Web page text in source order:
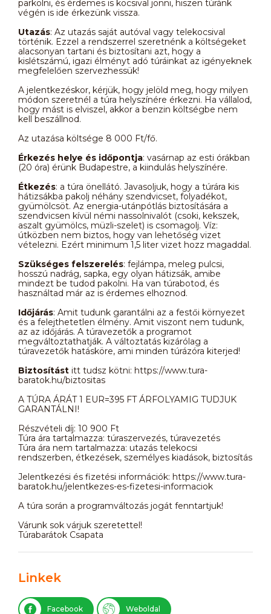
parkolni, és érdemes is kocsival jönni, hiszen túránk
végén is ide érkezünk vissza.
Utazás: Az utazás saját autóval vagy telekocsival
történik. Ezzel a rendszerrel szeretnénk a költségeket
alacsonyan tartani és biztosítani azt, hogy a
kislétszámú, igazi élményt adó túráinkat az igényeknek
megfelelően szervezhessük!
A jelentkezéskor, kérjük, hogy jelöld meg, hogy milyen
módon szeretnél a túra helyszínére érkezni. Ha vállalod,
hogy mást is elviszel, akkor a benzin költségbe nem
kell beszállnod.
Az utazása költsége 8 000 Ft/fő.
Érkezés helye és időpontja: vasárnap az esti órákban
(20 óra) érünk Budapestre, a kiindulás helyszínére.
Étkezés: a túra önellátó. Javasoljuk, hogy a túrára kis
hátizsákba pakolj néhány szendvicset, folyadékot,
gyümölcsöt. Az energia-utánpótlás biztosítására a
szendvicsen kívül némi nassolnivalót (csoki, kekszek,
aszalt gyümölcs, müzli-szelet) is csomagolj. Víz:
útközben nem biztos, hogy van lehetőség vizet
vételezni. Ezért minimum 1,5 liter vizet hozz magaddal.
Szükséges felszerelés: fejlámpa, meleg pulcsi,
hosszú nadrág, sapka, egy olyan hátizsák, amibe
mindezt be tudod pakolni. Ha van túrabotod, és
használtad már az is érdemes elhoznod.
Időjárás: Amit tudunk garantálni az a festői környezet
és a felejthetetlen élmény. Amit viszont nem tudunk,
az az időjárás. A túravezetők a programot
megváltoztathatják. A változtatás kizárólag a
túravezetők hatásköre, ami minden túrázóra kiterjed!
Biztosítást itt tudsz kötni: https://www.tura-
baratok.hu/biztositas
A TÚRA ÁRÁT 1 EUR=395 FT ÁRFOLYAMIG TUDJUK
GARANTÁLNI!
Részvételi díj: 10 900 Ft
Túra ára tartalmazza: túraszervezés, túravezetés
Túra ára nem tartalmazza: utazás telekocsi
rendszerben, étkezések, személyes kiadások, biztosítás
Jelentkezési és fizetési információk: https://www.tura-
baratok.hu/jelentkezes-es-fizetesi-informaciok
A túra során a programváltozás jogát fenntartjuk!
Várunk sok várjuk szeretettel!
Túrabarátok Csapata
Linkek
Facebook Weboldal